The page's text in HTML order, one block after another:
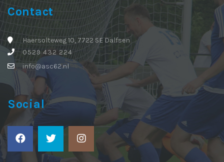
Contact
Haersolteweg 10, 7722 SE Dalfsen
0529 432 224
info@asc62.nl
Social